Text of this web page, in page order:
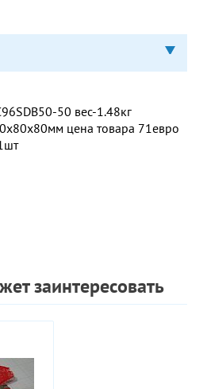
50 вес-1.48кг
цена товара 71евро
заинтересовать